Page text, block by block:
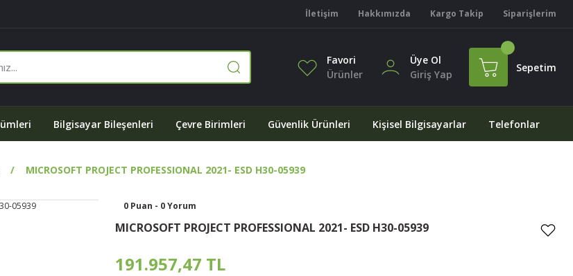
İletişim Hakkımızda Kargo Takip Siparişlerim
Favori
Ürünler
Üye Ol
Giriş Yap
Sepetim
Bilgisayar Bileşenleri Çevre Birimleri Güvenlik Ürünleri Kişisel Bilgisayarlar Telefonlar
MICROSOFT PROJECT PROFESSIONAL 2021- ESD H30-05939
0 Puan - 0 Yorum
MICROSOFT PROJECT PROFESSIONAL 2021- ESD H30-05939
191.957,47 TL